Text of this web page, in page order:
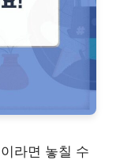
라면 놓칠 수